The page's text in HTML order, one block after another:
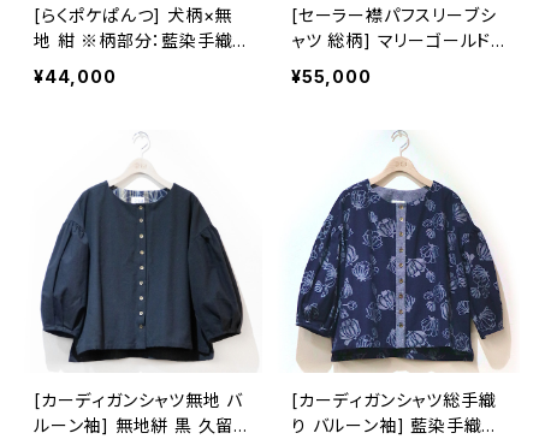
[らくポケぱんつ] 犬柄×無
地 紺 ※柄部分：藍染手織
り久留米絣使用 池田絣工
¥44,000
[セーラー襟パフスリーブシ
ャツ 総柄] マリーゴールド
柄 グレー 手織り 久留米絣
使用 池田絣工房
¥55,000
[カーディガンシャツ無地 バ
ルーン袖] 無地絣 黒 久留
[カーディガンシャツ総手織
り バルーン袖] 藍染手織り